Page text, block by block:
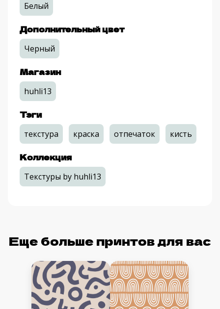
Белый
Дополнительный цвет
Черный
Магазин
huhli13
Тэги
текстура краска отпечаток кисть
Коллекция
Текстуры by huhli13
Еще больше принтов для вас